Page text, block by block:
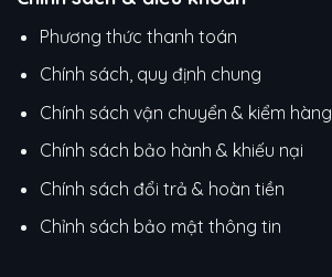
Phương thức thanh toán
Chính sách, quy định chung
Chính sách vận chuyển & kiểm hàng
Chính sách bảo hành & khiếu nại
Chính sách đổi trả & hoàn tiền
Chỉnh sách bảo mật thông tin